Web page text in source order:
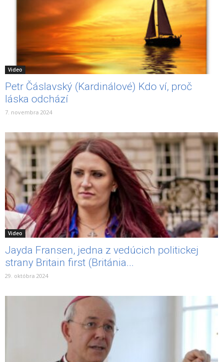
Video
Petr Čáslavský (Kardinálové) Kdo ví, proč
láska odchází
7. novembra 2024
Video
Jayda Fransen, jedna z vedúcich politickej
strany Britain first (Británia...
29. októbra 2024